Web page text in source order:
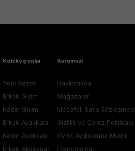
Koleksiyonlar
Yeni Sezon
Erkek Giyim
Kadın Giyim
Erkek Ayakkabı
Kadın Ayakkabı
Erkek Aksesuar
Kurumsal
Hakkımızda
Mağazalar
Mesafeli Satış Sözleşmesi
Gizlilik ve Çerez Politikası
KVKK Aydınlatma Metni
Franchising